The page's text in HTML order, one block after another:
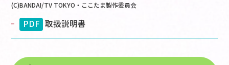
(C)BANDAI/TV TOKYO・ここたま製作委員会
PDF 取扱説明書